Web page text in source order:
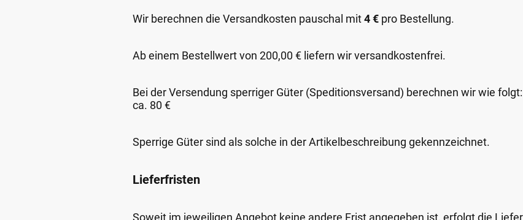
Wir berechnen die Versandkosten pauschal mit4 € pro Bestellung.
Ab einem Bestellwert von 200,00 € liefern wir versandkostenfrei.
Bei der Versendung sperriger Güter (Speditionsversand) berechnen wir wie folgt:
ca. 80 €
Sperrige Güter sind als solche in der Artikelbeschreibung gekennzeichnet.
Lieferfristen
Soweit im jeweiligen Angebot keine andere Frist angegeben ist, erfolgt die